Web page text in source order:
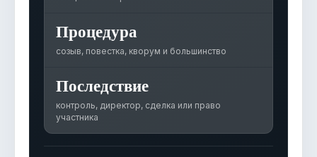
Процедура
созыв, повестка, кворум и большинство
Последствие
контроль, директор, сделка или право
участника